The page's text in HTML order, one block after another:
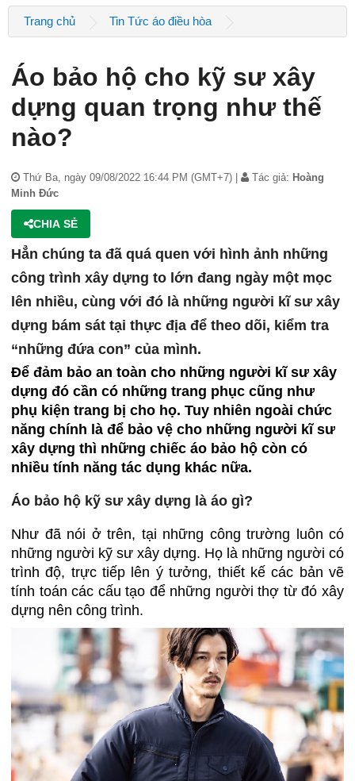
Trang chủ Tin Tức áo điều hòa
Áo bảo hộ cho kỹ sư xây
dựng quan trọng như thế
nào?
Thứ Ba, ngày 09/08/2022 16:44 PM (GMT+7) | Tác giả: Hoàng
Minh Đức
CHIA SẺ
Hẳn chúng ta đã quá quen với hình ảnh những
công trình xây dựng to lớn đang ngày một mọc
lên nhiều, cùng với đó là những người kĩ sư xây
dựng bám sát tại thực địa để theo dõi, kiểm tra
“những đứa con” của mình.
Để đảm bảo an toàn cho những người kĩ sư xây
dựng đó cần có những trang phục cũng như
phụ kiện trang bị cho họ. Tuy nhiên ngoài chức
năng chính là để bảo vệ cho những người kĩ sư
xây dựng thì những chiếc áo bảo hộ còn có
nhiều tính năng tác dụng khác nữa.
Áo bảo hộ kỹ sư xây dựng là áo gì?
Như đã nói ở trên, tại những công trường luôn có
những người kỹ sư xây dựng. Họ là những người có
trình độ, trực tiếp lên ý tưởng, thiết kế các bản vẽ
tính toán các cấu tạo để những người thợ từ đó xây
dựng nên công trình.